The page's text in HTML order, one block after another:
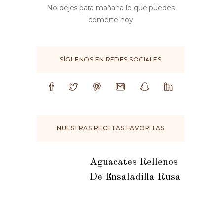
No dejes para mañana lo que puedes
comerte hoy
SÍGUENOS EN REDES SOCIALES
NUESTRAS RECETAS FAVORITAS
Aguacates Rellenos
De Ensaladilla Rusa